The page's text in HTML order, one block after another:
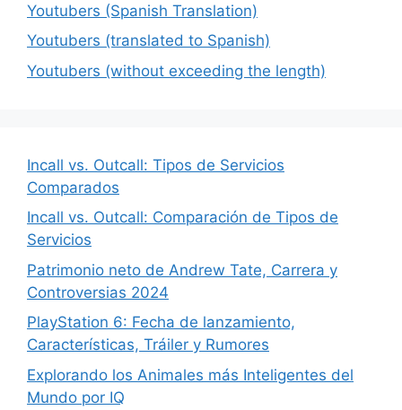
Youtubers (Spanish Translation)
Youtubers (translated to Spanish)
Youtubers (without exceeding the length)
Incall vs. Outcall: Tipos de Servicios
Comparados
Incall vs. Outcall: Comparación de Tipos de
Servicios
Patrimonio neto de Andrew Tate, Carrera y
Controversias 2024
PlayStation 6: Fecha de lanzamiento,
Características, Tráiler y Rumores
Explorando los Animales más Inteligentes del
Mundo por IQ